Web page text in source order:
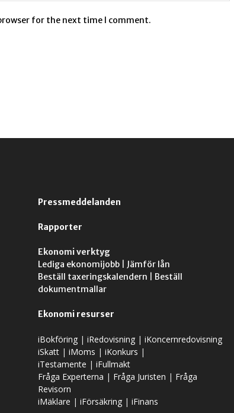
for the next time I comment.
Pressmeddelanden
Rapporter
Ekonomi verktyg
Lediga ekonomijobb
Jämför lån
Beställ taxeringskalendern
Beställ
dokumentmallar
Ekonomi resurser
iBokföring | iRedovisning | iKoncernredovisning
iSkatt | iMoms | iKonkurs |
iTestamente | iFullmakt
Fråga Experterna | Fråga Juristen | Fråga
Revisorn
iMäklare | iFörsäkring | iFinans